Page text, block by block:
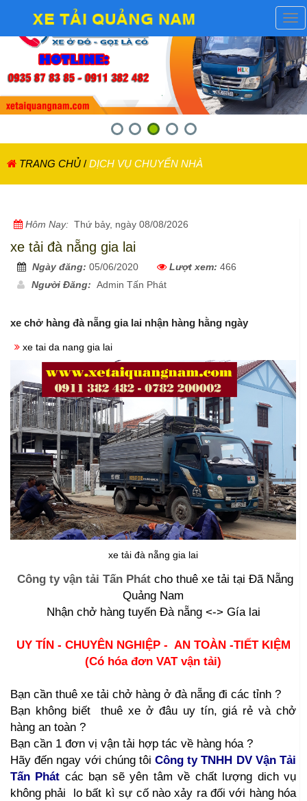
TRANG CHỦ / DỊCH VỤ CHUYỂN NHÀ
Hôm Nay: Thứ bảy, ngày 08/08/2026
xe tải đà nẵng gia lai
Ngày đăng: 05/06/2020 Lượt xem: 466
Người Đăng: Admin Tấn Phát
xe chở hàng đà nẵng gia lai nhận hàng hằng ngày
xe tai da nang gia lai
xe tải đà nẵng gia lai
Công ty vận tải Tấn Phát cho thuê xe tải tại Đã Nẵng
Quảng Nam
Nhận chở hàng tuyến Đà nẵng <-> Gía lai
UY TÍN - CHUYÊN NGHIỆP - AN TOÀN -TIẾT KIỆM
(Có hóa đơn VAT vận tải)
Bạn cần thuê xe tải chở hàng ở đà nẵng đi các tỉnh ?
Bạn không biết thuê xe ở đâu uy tín, giá rẻ và chở
hàng an toàn ?
Bạn cần 1 đơn vị vận tải hợp tác về hàng hóa ?
Hãy đến ngay với chúng tôiCông ty TNHH DV Vận Tải
Tấn Phát các bạn sẽ yên tâm về chất lượng dich vụ
không phải lo bất kì sự cố nào xảy ra đối với hàng hóa